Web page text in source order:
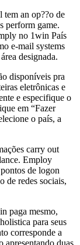
tem an op??o de
perform game.
no 1win País
e-mail systems
designada.
disponíveis pra
eletrônicas e
e especifique o
em “Fazer
o país, a
carry out
Employ
de logon
de redes sociais,
paga mesmo,
para seus
corresponde a
apresentando duas